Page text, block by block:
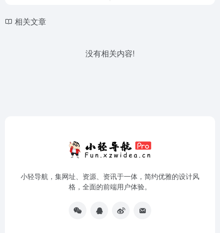
相关文章
没有相关内容!
小轻导航，集网址、资源、资讯于一体，简约优雅的设计风
格，全面的前端用户体验。